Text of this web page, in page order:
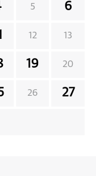
5 6
12 13
19 20
26 27